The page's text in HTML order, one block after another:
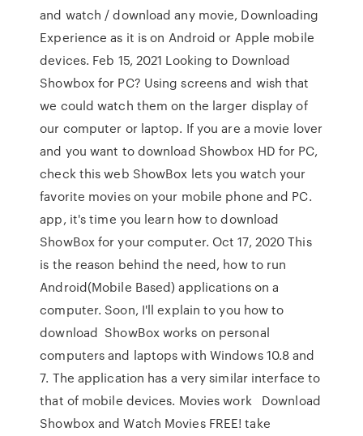
and watch / download any movie, Downloading
Experience as it is on Android or Apple mobile
devices. Feb 15, 2021 Looking to Download
Showbox for PC? Using screens and wish that
we could watch them on the larger display of
our computer or laptop. If you are a movie lover
and you want to download Showbox HD for PC,
check this web ShowBox lets you watch your
favorite movies on your mobile phone and PC.
app, it's time you learn how to download
ShowBox for your computer. Oct 17, 2020 This
is the reason behind the need, how to run
Android(Mobile Based) applications on a
computer. Soon, I'll explain to you how to
download ShowBox works on personal
computers and laptops with Windows 10.8 and
7. The application has a very similar interface to
that of mobile devices. Movies work Download
Showbox and Watch Movies FREE! take